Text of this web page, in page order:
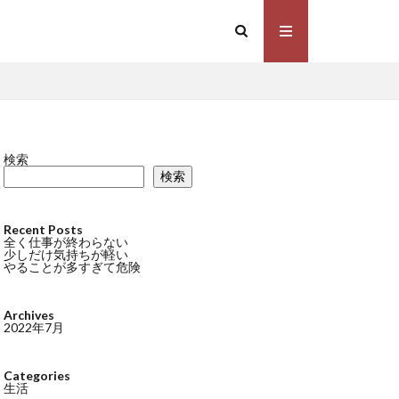
検索
検索
Recent Posts
全く仕事が終わらない
少しだけ気持ちが軽い
やることが多すぎて危険
Archives
2022年7月
Categories
生活